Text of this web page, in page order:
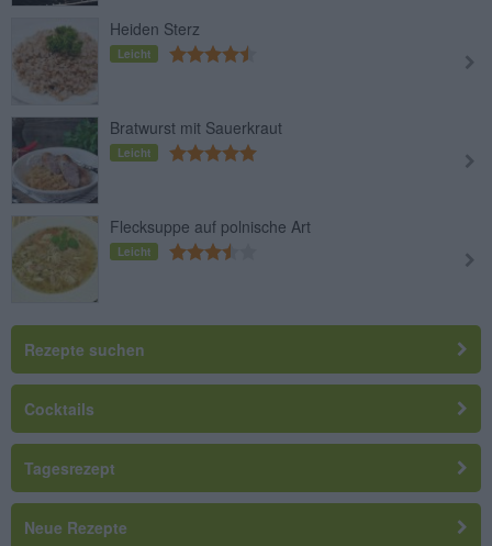
Heiden Sterz
Leicht
Bratwurst mit Sauerkraut
Leicht
Flecksuppe auf polnische Art
Leicht
Rezepte suchen
Cocktails
Tagesrezept
Neue Rezepte